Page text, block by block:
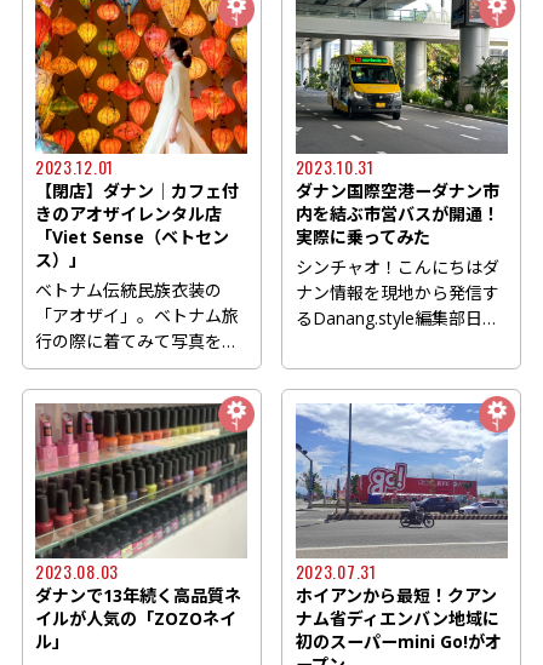
2023.12.01
【閉店】ダナン│カフェ付
きのアオザイレンタル店
「Viet Sense（ベトセン
ス）」
ベトナム伝統民族衣装の
「アオザイ」。ベトナム旅
行の際に着てみて写真を撮
りたいというお客様も多い
ので...
2023.10.31
ダナン国際空港ーダナン市
内を結ぶ市営バスが開通！
実際に乗ってみた
シンチャオ！こんにちはダ
ナン情報を現地から発信す
るDanang.style編集部日本
今...
2023.08.03
ダナンで13年続く高品質ネ
イルが人気の「ZOZOネイ
ル」
2023.07.31
ホイアンから最短！クアン
ナム省ディエンバン地域に
初のスーパーmini Go!がオ